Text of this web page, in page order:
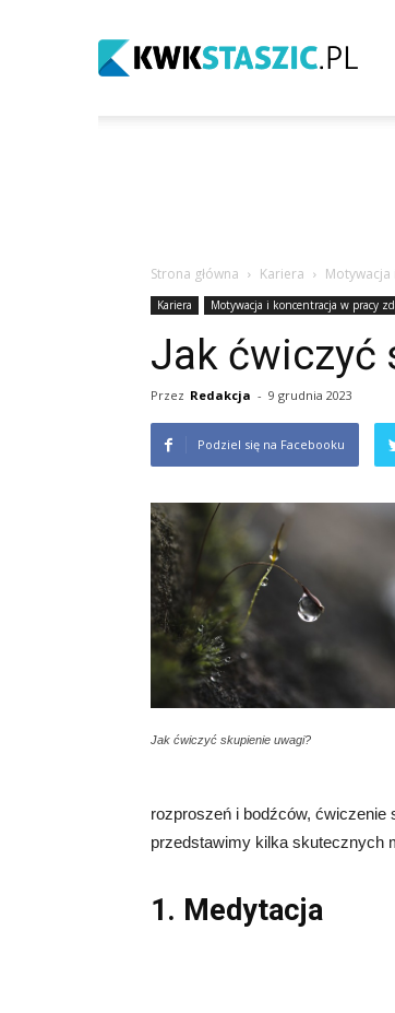
Strona główna Kariera
Kariera Motywacja i koncentracja w pracy
Jak ćwiczyć
Przez Redakcja - 9 grudnia 2023
Podziel się na Facebooku
Jak ćwiczyć skupienie uwagi?
rozproszeń i bodźców,
przedstawimy kilka skutecznych
1. Medytacja